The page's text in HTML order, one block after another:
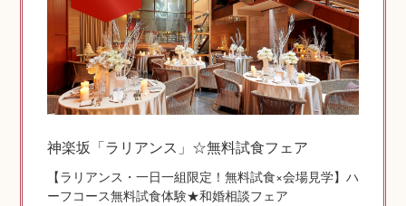
相談カウンター
神社結婚式のいろいろ
神前式とは
神楽坂「ラリアンス」☆無料試食フェア
【ラリアンス・一日一組限定！無料試食×会場見学】ハ
ーフコース無料試食体験★和婚相談フェア